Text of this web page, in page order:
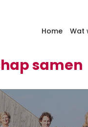
Home Wat
samen